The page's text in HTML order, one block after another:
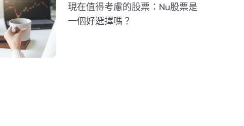
現在值得考慮的股票：Nu股票是
一個好選擇嗎？